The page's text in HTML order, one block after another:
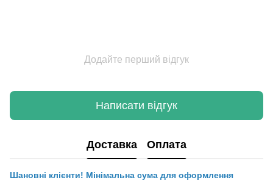
Додайте перший відгук
Написати відгук
Доставка Оплата
Шановні клієнти! Мінімальна сума для оформлення